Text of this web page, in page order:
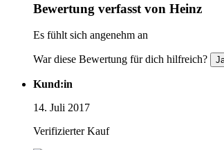
Bewertung verfasst von Heinz
Es fühlt sich angenehm an
War diese Bewertung für dich hilfreich?
Kund:in
14. Juli 2017
Verifizierter Kauf